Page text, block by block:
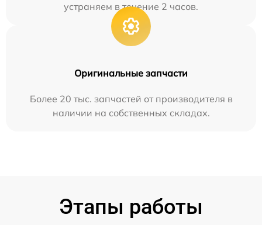
устраняем в течение 2 часов.
Оригинальные запчасти
Более 20 тыс. запчастей от производителя в
наличии на собственных складах.
Этапы работы